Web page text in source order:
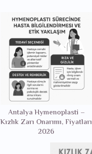
Antalya Hymenoplasti –
Kızlık Zarı Onarımı, Fiyatları
2026